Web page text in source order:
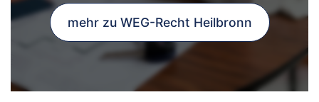
mehr zu WEG-Recht Heilbronn